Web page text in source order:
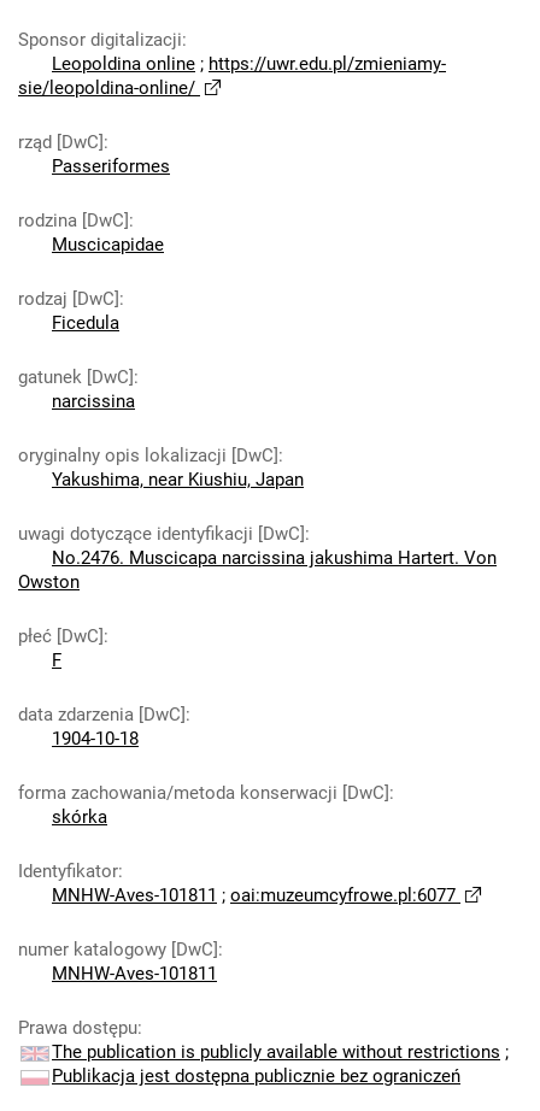
Sponsor digitalizacji:
Leopoldina online ; https://uwr.edu.pl/zmieniamy-
sie/leopoldina-online/
rząd [DwC]:
Passeriformes
rodzina [DwC]:
Muscicapidae
rodzaj [DwC]:
Ficedula
gatunek [DwC]:
narcissina
oryginalny opis lokalizacji [DwC]:
Yakushima, near Kiushiu, Japan
uwagi dotyczące identyfikacji [DwC]:
No.2476. Muscicapa narcissina jakushima Hartert. Von
Owston
płeć [DwC]:
F
data zdarzenia [DwC]:
1904-10-18
forma zachowania/metoda konserwacji [DwC]:
skórka
Identyfikator:
MNHW-Aves-101811 ; oai:muzeumcyfrowe.pl:6077
numer katalogowy [DwC]:
MNHW-Aves-101811
Prawa dostępu:
The publication is publicly available without restrictions ;
Publikacja jest dostępna publicznie bez ograniczeń